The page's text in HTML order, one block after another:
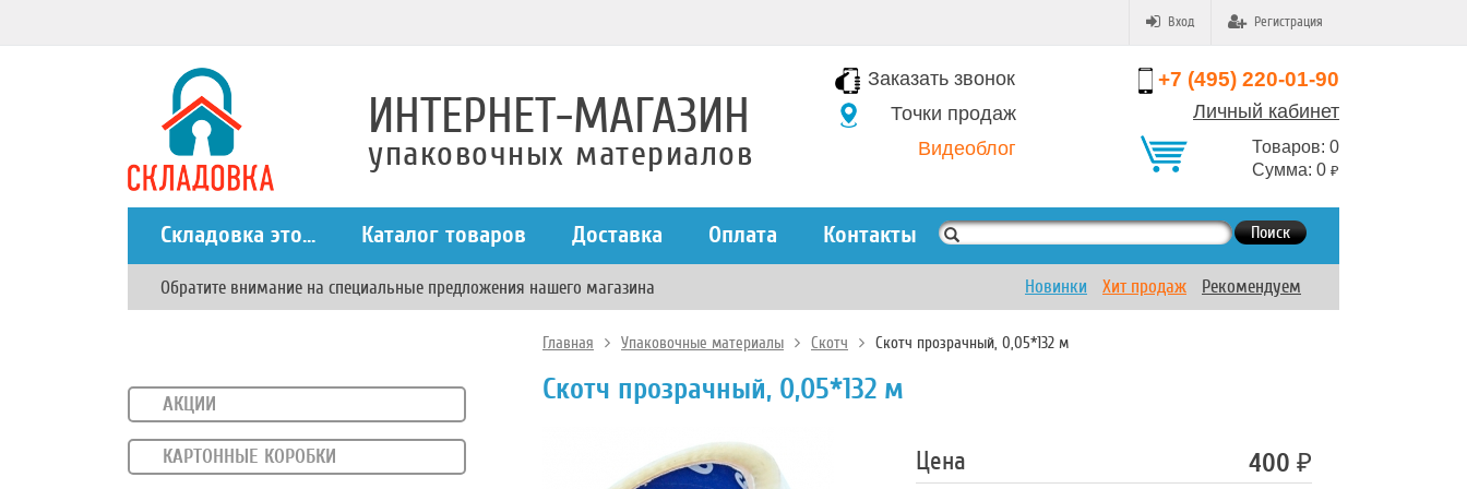
Вход Регистрация
ИНТЕРНЕТ-МАГАЗИН
упаковочных материалов
Заказать звонок
Точки продаж
Видеоблог
+7 (495) 220-01-90
Личный кабинет
Товаров: 0
Сумма: 0 ₽
Складовка это... Каталог товаров Доставка Оплата Контакты Поиск
Обратите внимание на специальные предложения нашего магазина Новинки Хит продаж Рекомендуем
Главная Упаковочные материалы Скотч Скотч прозрачный, 0,05*132 м
Скотч прозрачный, 0,05*132 м
Цена 400 ₽
АКЦИИ
КАРТОННЫЕ КОРОБКИ